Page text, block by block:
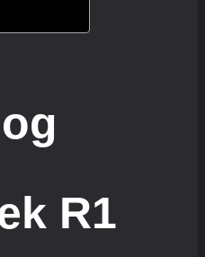
R1